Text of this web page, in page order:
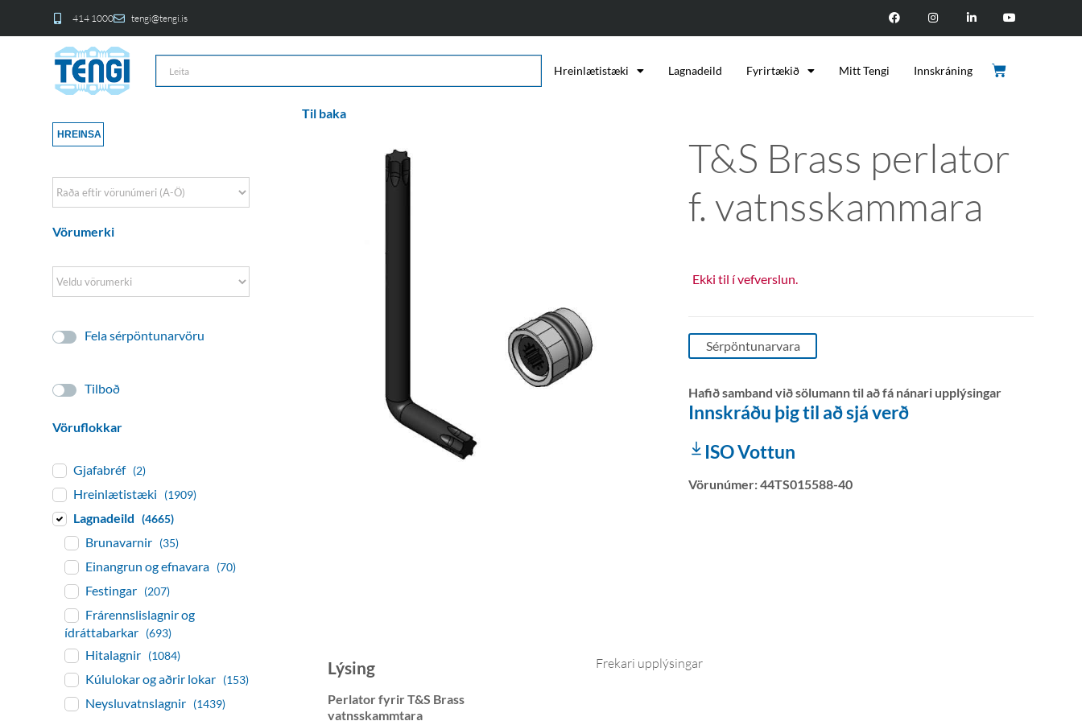
414 1000 tengi@tengi.is
Hreinlætistæki Lagnadeild Fyrirtækið Mitt Tengi Innskráning
Til baka
T&S Brass perlator
f. vatnsskammara
Ekki til í vefverslun.
Sérpöntunarvara
Hafið samband við sölumann til að fá nánari upplýsingar
Innskráðu þig til að sjá verð
ISO Vottun
Vörunúmer:44TS015588-40
Lýsing
Perlator fyrir T&S Brass
vatnsskammtara
Frekari upplýsingar
HREINSA
Sort Products
Vörumerki
Fela sérpöntunarvöru
Tilboð
Vöruflokkar
Gjafabréf (2)
Hreinlætistæki (1909)
Lagnadeild (4665)
Brunavarnir (35)
Einangrun og efnavara (70)
Festingar (207)
Frárennslislagnir og
ídráttabarkar (693)
Hitalagnir (1084)
Kúlulokar og aðrir lokar (153)
Neysluvatnslagnir (1439)